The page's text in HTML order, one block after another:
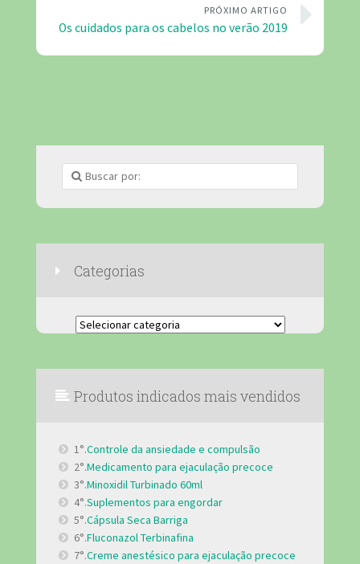
PRÓXIMO ARTIGO
Os cuidados para os cabelos no verão 2019
Categorias
Categorias
Produtos indicados mais vendidos
1°.Controle da ansiedade e compulsão
2°.Medicamento para ejaculação precoce
3°.Minoxidil Turbinado 60ml
4°.Suplementos para engordar
5°.Cápsula Seca Barriga
6°.Fluconazol Terbinafina
7°.Creme anestésico para ejaculação precoce